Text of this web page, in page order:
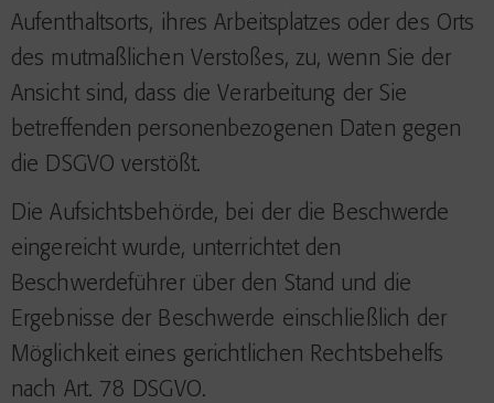
Aufenthaltsorts, ihres Arbeitsplatzes oder des Orts
des mutmaßlichen Verstoßes, zu, wenn Sie der
Ansicht sind, dass die Verarbeitung der Sie
betreffenden personenbezogenen Daten gegen
die DSGVO verstößt.
Die Aufsichtsbehörde, bei der die Beschwerde
eingereicht wurde, unterrichtet den
Beschwerdeführer über den Stand und die
Ergebnisse der Beschwerde einschließlich der
Möglichkeit eines gerichtlichen Rechtsbehelfs
nach Art. 78 DSGVO.